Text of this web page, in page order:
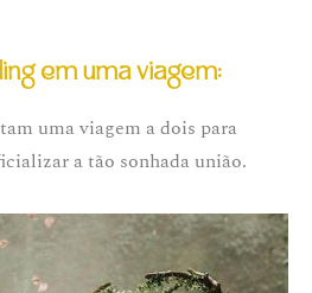
em uma viagem:
uma viagem a dois para
a tão sonhada união.